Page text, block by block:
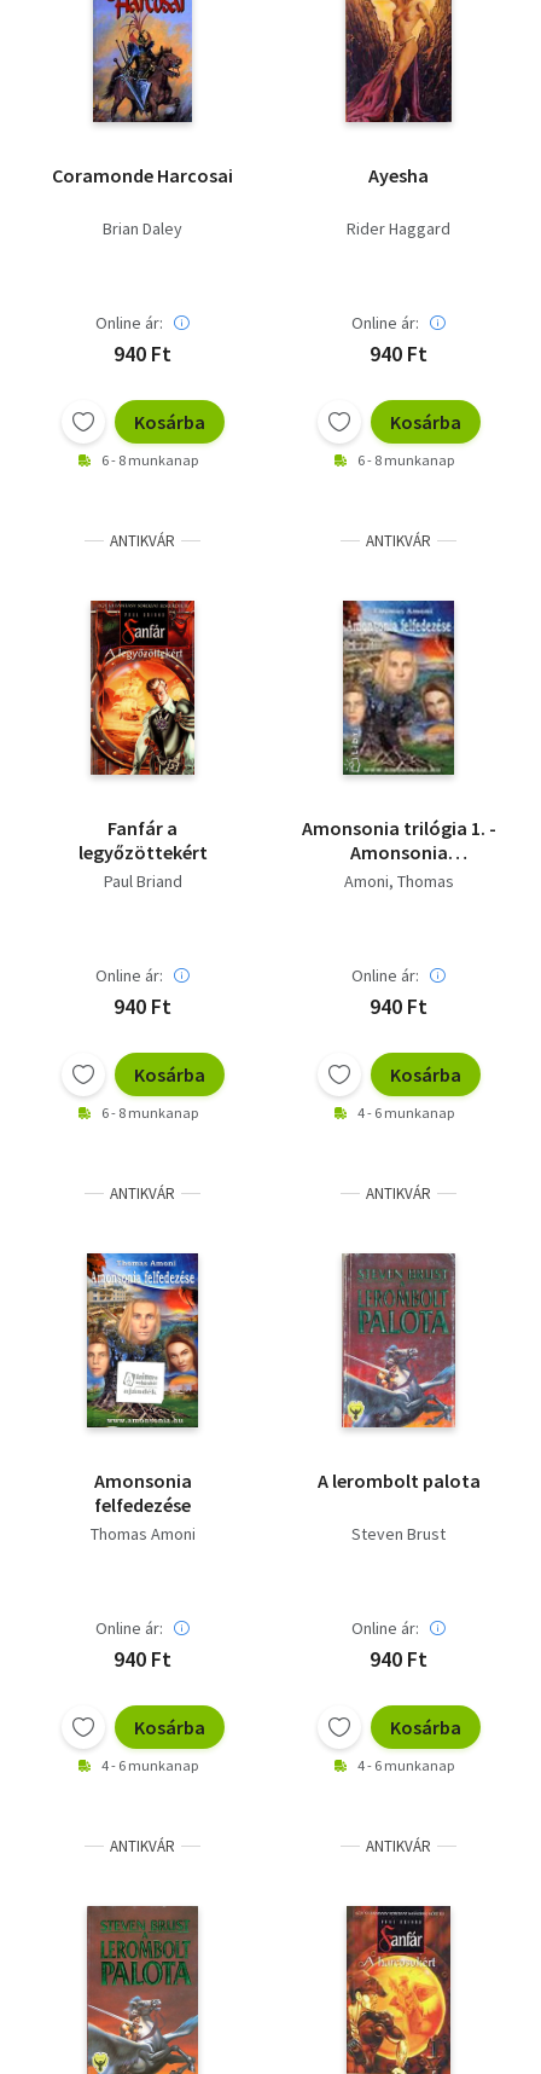
Coramonde Harcosai
Brian Daley
Online ár:
940 Ft
Kosárba
6 - 8 munkanap
Ayesha
Rider Haggard
Online ár:
940 Ft
Kosárba
6 - 8 munkanap
ANTIKVÁR
Fanfár a
legyőzöttekért
Paul Briand
Online ár:
940 Ft
Kosárba
6 - 8 munkanap
ANTIKVÁR
Amonsonia trilógia 1. -
Amonsonia
felfedezése
Amoni, Thomas
Online ár:
940 Ft
Kosárba
4 - 6 munkanap
ANTIKVÁR
Amonsonia
felfedezése
Thomas Amoni
Online ár:
940 Ft
Kosárba
4 - 6 munkanap
ANTIKVÁR
A lerombolt palota
Steven Brust
Online ár:
940 Ft
Kosárba
4 - 6 munkanap
ANTIKVÁR ANTIKVÁR